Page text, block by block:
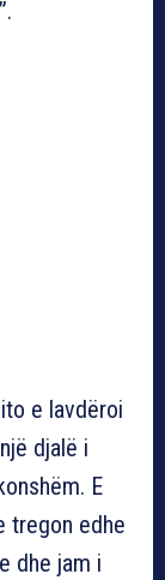
e lavdëroi
djalë i
E
tregon edhe
dhe jam i